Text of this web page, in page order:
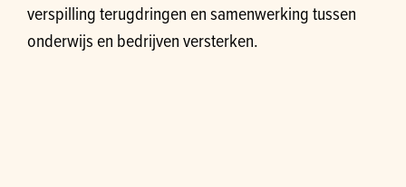
verspilling terugdringen en samenwerking tussen
onderwijs en bedrijven versterken.